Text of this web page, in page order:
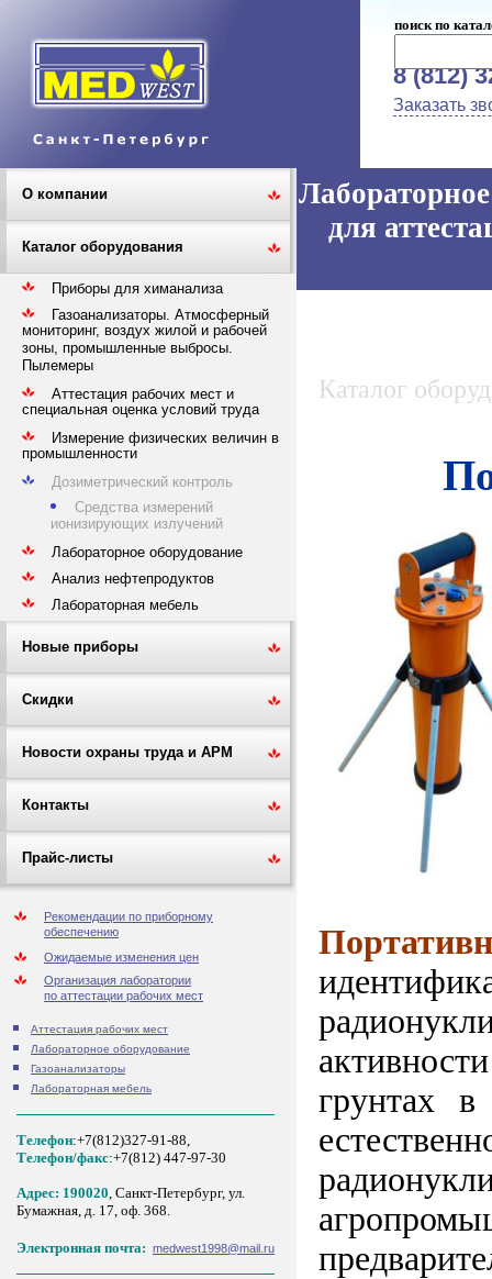
поиск по
8 (812)
Заказать
О компании
Каталог оборудования
Приборы для химанализа
Газоанализаторы. Атмосферный
мониторинг, воздух жилой и рабочей
зоны, промышленные выбросы.
Пылемеры
Аттестация рабочих мест и
специальная оценка условий труда
Измерение физических величин в
промышленности
Дозиметрический контроль
Средства измерений
ионизирующих излучений
Лабораторное оборудование
Анализ нефтепродуктов
Лабораторная мебель
Новые приборы
Скидки
Новости охраны труда и АРМ
Контакты
Прайс-листы
Рекомендации по приборному
обеспечению
Ожидаемые изменения цен
Организация лаборатории
по аттестации рабочих мест
Аттестация рабочих мест
Лабораторное оборудование
Газоанализаторы
Лабораторная мебель
Телефон:+7(812)327-91-88,
Tелефон/факс:+7(812) 447-97-30
Адрес: 190020, Санкт-Петербург, ул.
Бумажная, д. 17, оф. 368.
Электронная почта: medwest1998@mail.ru
для
Каталог
грунтах